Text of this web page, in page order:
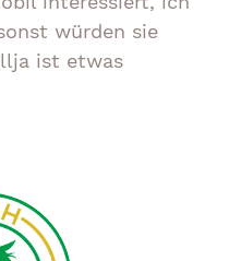
würden sie
ist etwas